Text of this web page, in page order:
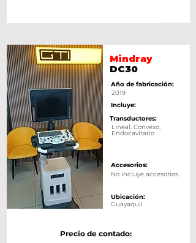
Mindray
DC30
Incluye:
Accesorios:
No incluye accesorios.
Año de fabricación:
2019
Precio de contado:
Ubicación:
Guayaquil
Transductores:
Lineal, Convexo,
Endocavitario